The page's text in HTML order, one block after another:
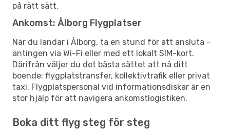
på rätt sätt.
Ankomst: Ålborg Flygplatser
När du landar i Ålborg, ta en stund för att ansluta –
antingen via Wi-Fi eller med ett lokalt SIM-kort.
Därifrån väljer du det bästa sättet att nå ditt
boende: flygplatstransfer, kollektivtrafik eller privat
taxi. Flygplatspersonal vid informationsdiskar är en
stor hjälp för att navigera ankomstlogistiken.
Boka ditt flyg steg för steg